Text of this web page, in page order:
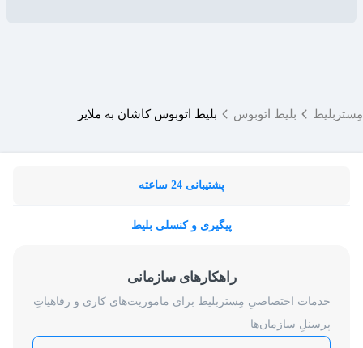
مِستربلیط بلیط اتوبوس بلیط اتوبوس کاشان به ملایر
پشتیبانی 24 ساعته
پیگیری و کنسلی بلیط
راهکارهای سازمانی
خدمات اختصاصیِ مِستربلیط برای ماموریت‌های کاری و رفاهیاتِ
پرسنلِ سازمان‌ها